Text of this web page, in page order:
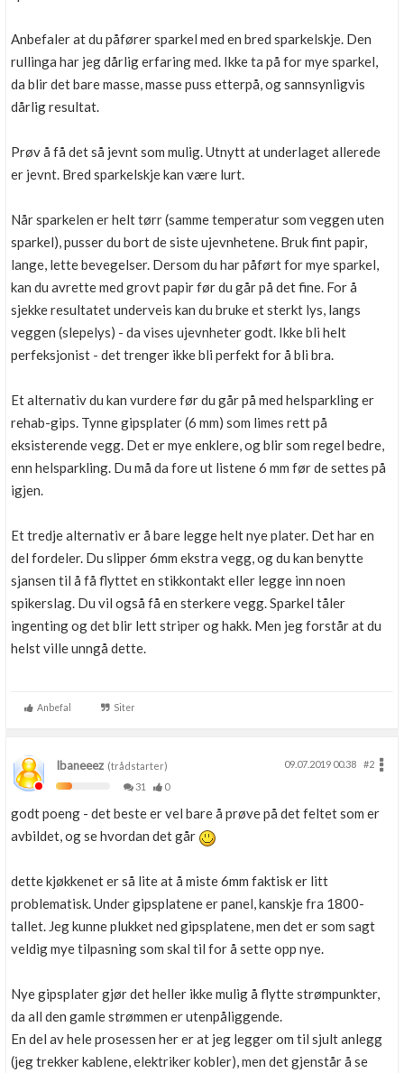
Anbefaler at du påfører sparkel med en bred sparkelskje. Den
rullinga har jeg dårlig erfaring med. Ikke ta på for mye sparkel,
da blir det bare masse, masse puss etterpå, og sannsynligvis
dårlig resultat.
Prøv å få det så jevnt som mulig. Utnytt at underlaget allerede
er jevnt. Bred sparkelskje kan være lurt.
Når sparkelen er helt tørr (samme temperatur som veggen uten
sparkel), pusser du bort de siste ujevnhetene. Bruk fint papir,
lange, lette bevegelser. Dersom du har påført for mye sparkel,
kan du avrette med grovt papir før du går på det fine. For å
sjekke resultatet underveis kan du bruke et sterkt lys, langs
veggen (slepelys) - da vises ujevnheter godt. Ikke bli helt
perfeksjonist - det trenger ikke bli perfekt for å bli bra.
Et alternativ du kan vurdere før du går på med helsparkling er
rehab-gips. Tynne gipsplater (6 mm) som limes rett på
eksisterende vegg. Det er mye enklere, og blir som regel bedre,
enn helsparkling. Du må da fore ut listene 6 mm før de settes på
igjen.
Et tredje alternativ er å bare legge helt nye plater. Det har en
del fordeler. Du slipper 6mm ekstra vegg, og du kan benytte
sjansen til å få flyttet en stikkontakt eller legge inn noen
spikerslag. Du vil også få en sterkere vegg. Sparkel tåler
ingenting og det blir lett striper og hakk. Men jeg forstår at du
helst ville unngå dette.
Anbefal Siter
Ibaneeez (trådstarter) 09.07.2019 00.38
#2
31
0
godt poeng - det beste er vel bare å prøve på det feltet som er
avbildet, og se hvordan det går
dette kjøkkenet er så lite at å miste 6mm faktisk er litt
problematisk. Under gipsplatene er panel, kanskje fra 1800-
tallet. Jeg kunne plukket ned gipsplatene, men det er som sagt
veldig mye tilpasning som skal til for å sette opp nye.
Nye gipsplater gjør det heller ikke mulig å flytte strømpunkter,
da all den gamle strømmen er utenpåliggende.
En del av hele prosessen her er at jeg legger om til sjult anlegg
(jeg trekker kablene, elektriker kobler), men det gjenstår å se